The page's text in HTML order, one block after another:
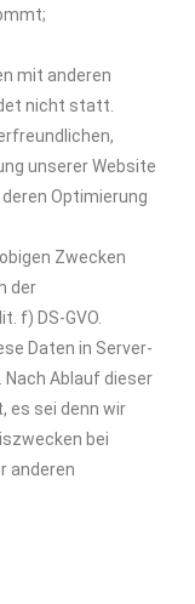
mit anderen
nicht statt.
unserer Website
Optimierung
Zwecken
der
f) DS-GVO.
Daten in Server-
Nach Ablauf dieser
es sei denn wir
bei
anderen